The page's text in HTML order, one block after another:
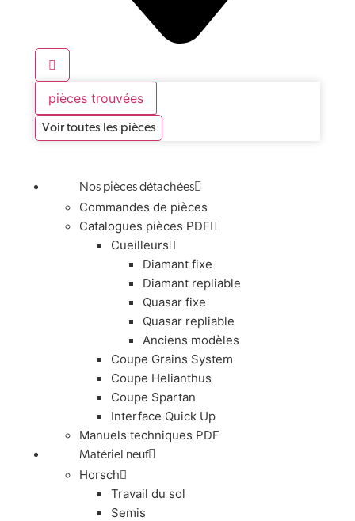
pièces trouvées
Voir toutes les pièces
Nos pièces détachées
Commandes de pièces
Catalogues pièces PDF
Cueilleurs
Diamant fixe
Diamant repliable
Quasar fixe
Quasar repliable
Anciens modèles
Coupe Grains System
Coupe Helianthus
Coupe Spartan
Interface Quick Up
Manuels techniques PDF
Matériel neuf
Horsch
Travail du sol
Semis